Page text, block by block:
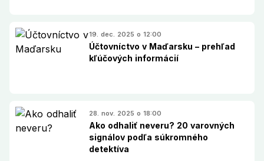
19. dec. 2025 o 12:00
Účtovníctvo v Maďarsku – prehľad
kľúčových informácií
28. nov. 2025 o 18:00
Ako odhaliť neveru? 20 varovných
signálov podľa súkromného
detektíva